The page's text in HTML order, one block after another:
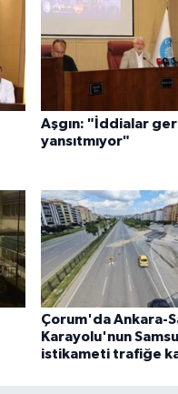
Aşgın: "İddialar
yansıtmıyor"
Çorum'da Ankara-
Karayolu'nun
istikameti trafiğe